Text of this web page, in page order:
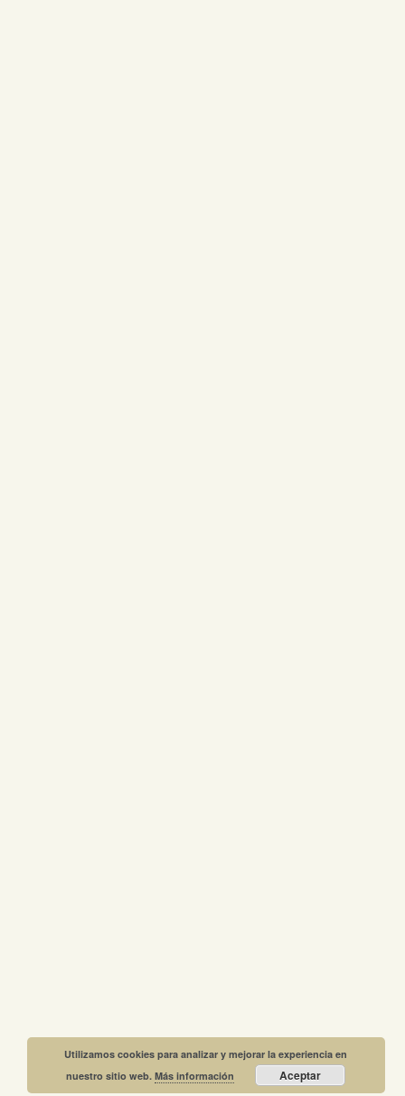
Utilizamos cookies para analizar y mejorar la experiencia en
nuestro sitio web.Más información Aceptar